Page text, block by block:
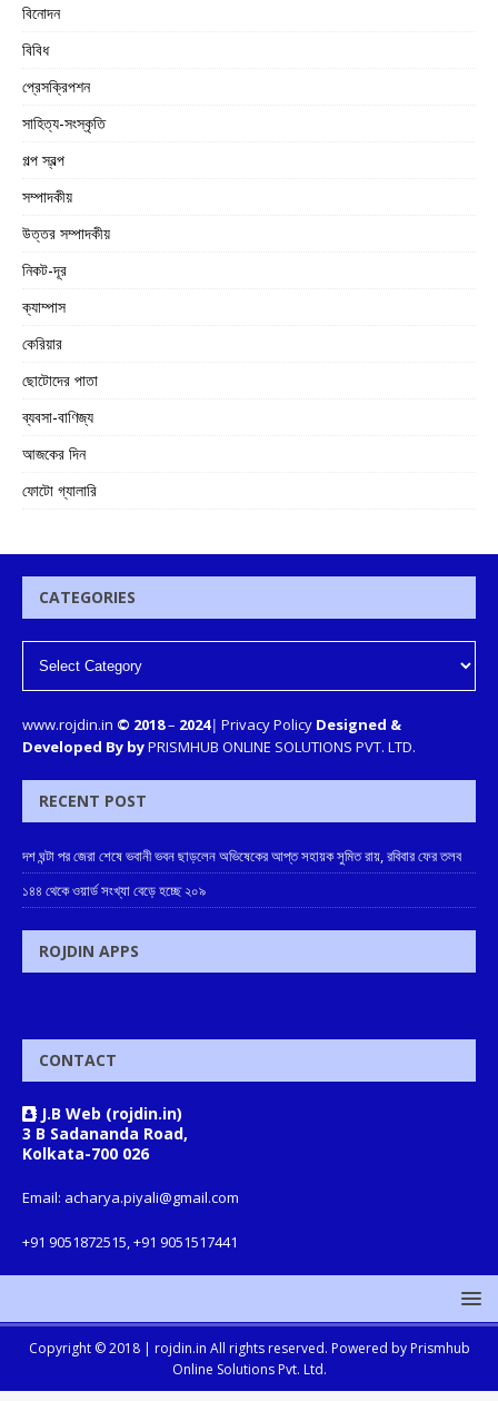
বিনোদন
বিবিধ
প্রেসক্রিপশন
সাহিত্য-সংস্কৃতি
গল্প স্বল্প
সম্পাদকীয়
উত্তর সম্পাদকীয়
নিকট-দূর
ক্যাম্পাস
কেরিয়ার
ছোটোদের পাতা
ব্যবসা-বাণিজ্য
আজকের দিন
ফোটো গ্যালারি
CATEGORIES
www.rojdin.in © 2018– 2024| Privacy Policy Designed &
Developed By byPRISMHUB ONLINE SOLUTIONS PVT. LTD.
RECENT POST
দশ ঘন্টা পর জেরা শেষে ভবানী ভবন ছাড়লেন অভিষেকের আপ্ত সহায়ক সুমিত রায়, রবিবার ফের তলব
১৪৪ থেকে ওয়ার্ড সংখ্যা বেড়ে হচ্ছে ২০৯
ROJDIN APPS
CONTACT
J.B Web (rojdin.in)
3 B Sadananda Road,
Kolkata-700 026
Email: acharya.piyali@gmail.com
+91 9051872515, +91 9051517441
Copyright © 2018 | rojdin.in All rights reserved. Powered by Prismhub
Online Solutions Pvt. Ltd.